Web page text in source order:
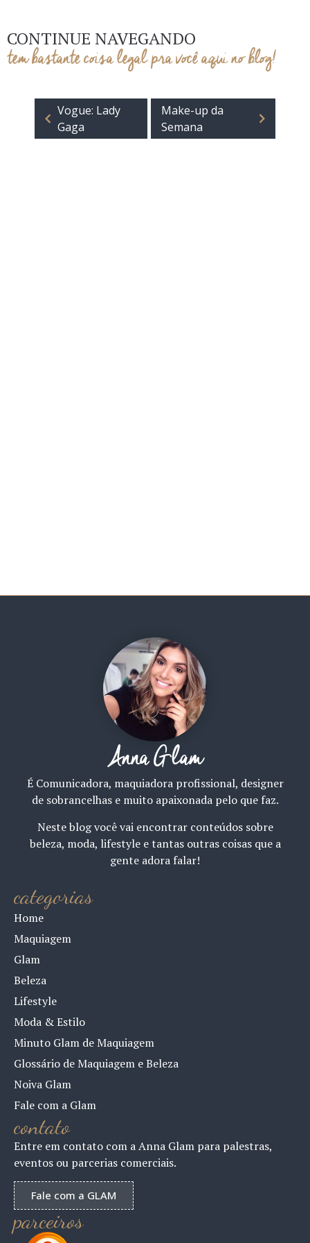
CONTINUE NAVEGANDO
tem bastante coisa legal pra você aqui no blog!
Vogue: Lady
Gaga
Make-up da
Semana
Anna Glam
É Comunicadora, maquiadora profissional, designer
de sobrancelhas e muito apaixonada pelo que faz.
Neste blog você vai encontrar conteúdos sobre
beleza, moda, lifestyle e tantas outras coisas que a
gente adora falar!
categorias
Home
Maquiagem
Glam
Beleza
Lifestyle
Moda & Estilo
Minuto Glam de Maquiagem
Glossário de Maquiagem e Beleza
Noiva Glam
Fale com a Glam
contato
Entre em contato com a Anna Glam para palestras,
eventos ou parcerias comerciais.
Fale com a GLAM
parceiros